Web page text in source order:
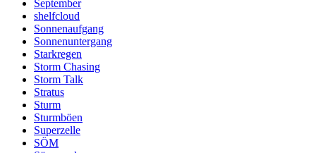
September
shelfcloud
Sonnenaufgang
Sonnenuntergang
Starkregen
Storm Chasing
Storm Talk
Stratus
Sturm
Sturmböen
Superzelle
SÖM